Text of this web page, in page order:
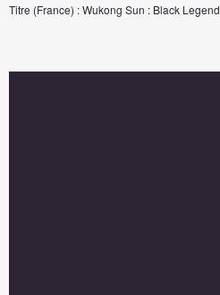
Titre (France) : Wukong Sun : Black Legend